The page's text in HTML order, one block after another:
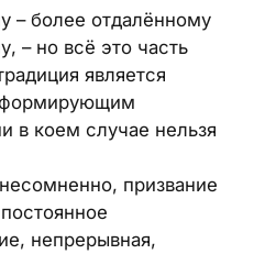
– более отдалённому
– но всё это часть
является
в коем случае нельзя
призвание
непрерывная,